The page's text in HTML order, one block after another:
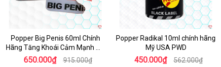
Popper Big Penis 60ml Chính
Hãng Tăng Khoái Cảm Mạnh Mẽ
An Toàn
650.000₫ 915.000₫
Popper Radikal 10ml chính hãng
Mỹ USA PWD
450.000₫ 562.000₫